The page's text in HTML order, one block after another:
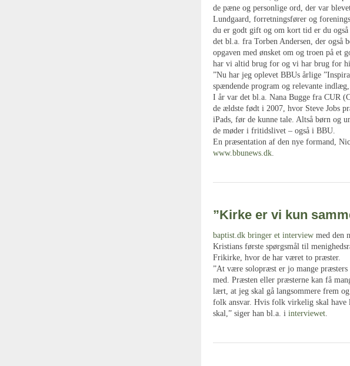
de pæne og personlige ord, der var
Lundgaard, forretningsfører og
du er godt gift og om kort tid er du
det bl.a. fra Torben Andersen, der også
opgaven med ønsket om og troen på et
har vi altid brug for og vi har brug for
”Nu har jeg oplevet BBUs årlige
spændende program og relevante
I år var det bl.a. Nana Bugge fra CUR
de ældste født i 2007, hvor Steve Jobs
iPads, før de kunne tale. Altså børn og
de møder i fritidslivet – også i BBU.
En præsentation af den nye formand,
www.bbunews.dk.
”Kirke er vi kun
baptist.dk bringer et interview med den
Kristians første spørgsmål til
Frikirke, hvor de har været to præster.
”At være solopræst er jo mange
med. Præsten eller præsterne kan få
lært, at jeg skal gå langsommere frem
folk ansvar. Hvis folk virkelig skal have
skal,” siger han bl.a. i interviewet.